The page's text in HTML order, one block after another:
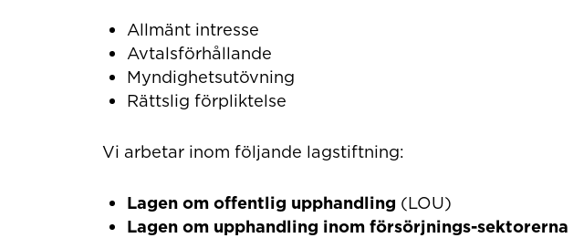
Allmänt intresse
Avtalsförhållande
Myndighetsutövning
Rättslig förpliktelse
Vi arbetar inom följande lagstiftning:
Lagen om offentlig upphandling (LOU)
Lagen om upphandling inom försörjnings-sektorerna